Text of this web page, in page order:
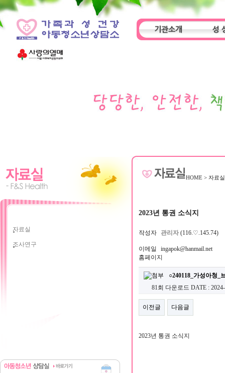
기관소개 성
자료실
조사연구
HOME > 자료
2023년 통권 소식지
작성자 관리자 (116.♡.145.74)
이메일
ingapok@hanmail.net
홈페이지
○240118_가성아청_
81회 다운로드 DATE :
이전글 다음글
2023년 통권 소식지